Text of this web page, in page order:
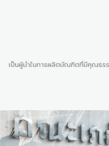
เป็นผู้นำในการผลิตบัณฑิตที่มีคุณธร